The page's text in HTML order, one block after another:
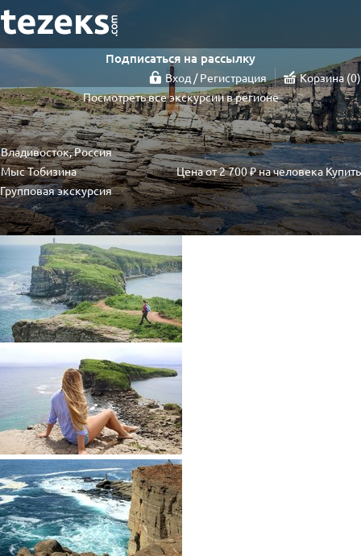
Подписаться на рассылку
Вход / Регистрация Корзина 0
Посмотреть все экскурсии в регионе
Владивосток, Россия
Мыс Тобизина
Групповая экскурсия
Цена от2 700 ₽на человекаКупить